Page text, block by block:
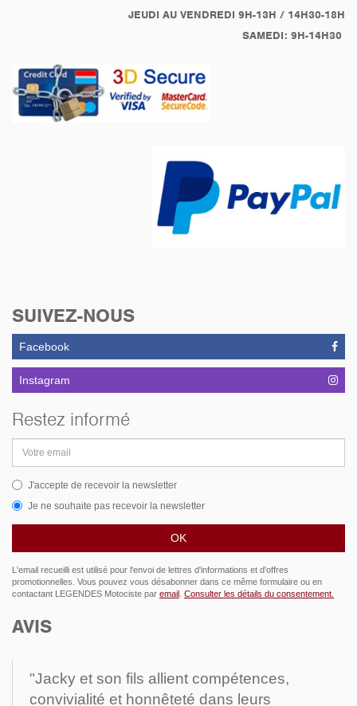
JEUDI AU VENDREDI 9H-13H / 14H30-18H
SAMEDI: 9H-14H30
SUIVEZ-NOUS
Facebook
Instagram
Restez informé
email
J'accepte de recevoir la newsletter
Je ne souhaite pas recevoir la newsletter
L'email recueilli est utilisé pour l'envoi de lettres d'informations et d'offres
promotionnelles. Vous pouvez vous désabonner dans ce même formulaire ou en
contactant LEGENDES Motociste par email Consulter les détails du consentement.
AVIS
"Jacky et son fils allient compétences,
convivialité et honnêteté dans leurs